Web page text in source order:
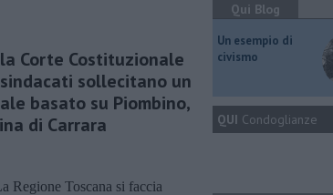
Corte Costituzionale
sollecitano un
basato su Piombino,
di Carrara
Regione Toscana si faccia
Qui Blog
​Un esempio di
civismo
QUI Condoglianze